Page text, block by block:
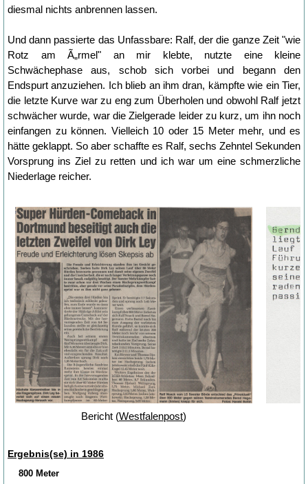
diesmal nichts anbrennen lassen.
Und dann passierte das Unfassbare: Ralf, der die ganze Zeit "wie
Rotz am Ã„rmel" an mir klebte, nutzte eine kleine
Schwächephase aus, schob sich vorbei und begann den
Endspurt anzuziehen. Ich blieb an ihm dran, kämpfte wie ein Tier,
die letzte Kurve war zu eng zum Überholen und obwohl Ralf jetzt
schwächer wurde, war die Zielgerade leider zu kurz, um ihn noch
einfangen zu können. Vielleich 10 oder 15 Meter mehr, und es
hätte geklappt. So aber schaffte es Ralf, sechs Zehntel Sekunden
Vorsprung ins Ziel zu retten und ich war um eine schmerzliche
Niederlage reicher.
Bericht (Westfalenpost)
Ergebnis(se) in 1986
800 Meter